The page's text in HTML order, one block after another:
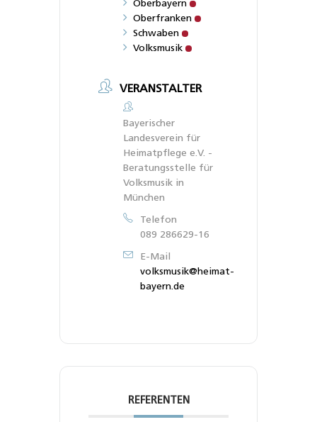
Oberbayern
Oberfranken
Schwaben
Volksmusik
VERANSTALTER
Bayerischer
Landesverein für
Heimatpflege e.V. -
Beratungsstelle für
Volksmusik in
München
Telefon
089 286629-16
E-Mail
volksmusik@heimat-
bayern.de
REFERENTEN